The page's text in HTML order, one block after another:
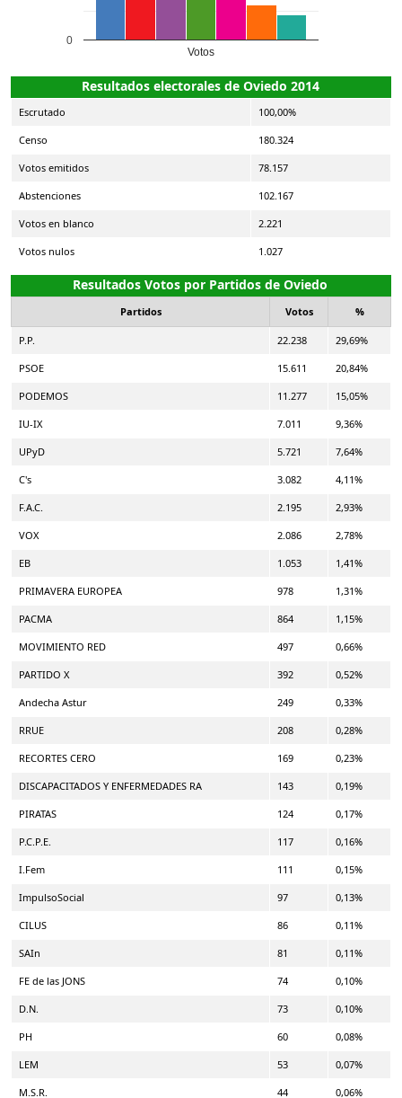
Votos
0
Resultados electorales de Oviedo 2014
Escrutado 100,00%
Censo 180.324
Votos emitidos 78.157
Abstenciones 102.167
Votos en blanco 2.221
Votos nulos 1.027
Resultados Votos por Partidos de Oviedo
Partidos Votos %
P.P. 22.238 29,69%
PSOE 15.611 20,84%
PODEMOS 11.277 15,05%
IU-IX 7.011 9,36%
UPyD 5.721 7,64%
C's 3.082 4,11%
F.A.C. 2.195 2,93%
VOX 2.086 2,78%
EB 1.053 1,41%
PRIMAVERA EUROPEA 978 1,31%
PACMA 864 1,15%
MOVIMIENTO RED 497 0,66%
PARTIDO X 392 0,52%
Andecha Astur 249 0,33%
RRUE 208 0,28%
RECORTES CERO 169 0,23%
DISCAPACITADOS Y ENFERMEDADES RA 143 0,19%
PIRATAS 124 0,17%
P.C.P.E. 117 0,16%
I.Fem 111 0,15%
ImpulsoSocial 97 0,13%
CILUS 86 0,11%
SAIn 81 0,11%
FE de las JONS 74 0,10%
D.N. 73 0,10%
PH 60 0,08%
LEM 53 0,07%
M.S.R. 44 0,06%